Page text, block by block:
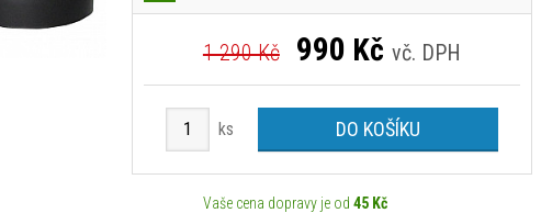
1 290 Kč 990 Kč vč. DPH
ks DO KOŠÍKU
Vaše cena dopravy je od 45 Kč